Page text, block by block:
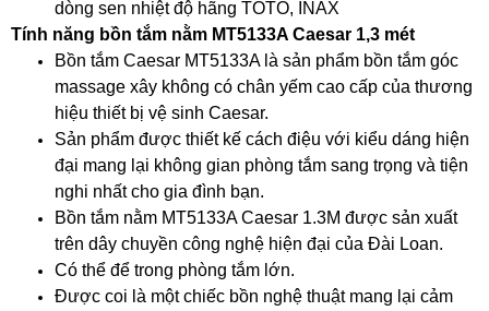
dòng sen nhiệt độ hãng TOTO, INAX
Tính năng bồn tắm nằm MT5133A Caesar 1,3 mét
Bồn tắm Caesar MT5133A là sản phẩm bồn tắm góc
massage xây không có chân yếm cao cấp của thương
hiệu thiết bị vệ sinh Caesar.
Sản phẩm được thiết kế cách điệu với kiểu dáng hiện
đại mang lại không gian phòng tắm sang trọng và tiện
nghi nhất cho gia đình bạn.
Bồn tắm nằm MT5133A Caesar 1.3M được sản xuất
trên dây chuyền công nghệ hiện đại của Đài Loan.
Có thể để trong phòng tắm lớn.
Được coi là một chiếc bồn nghệ thuật mang lại cảm